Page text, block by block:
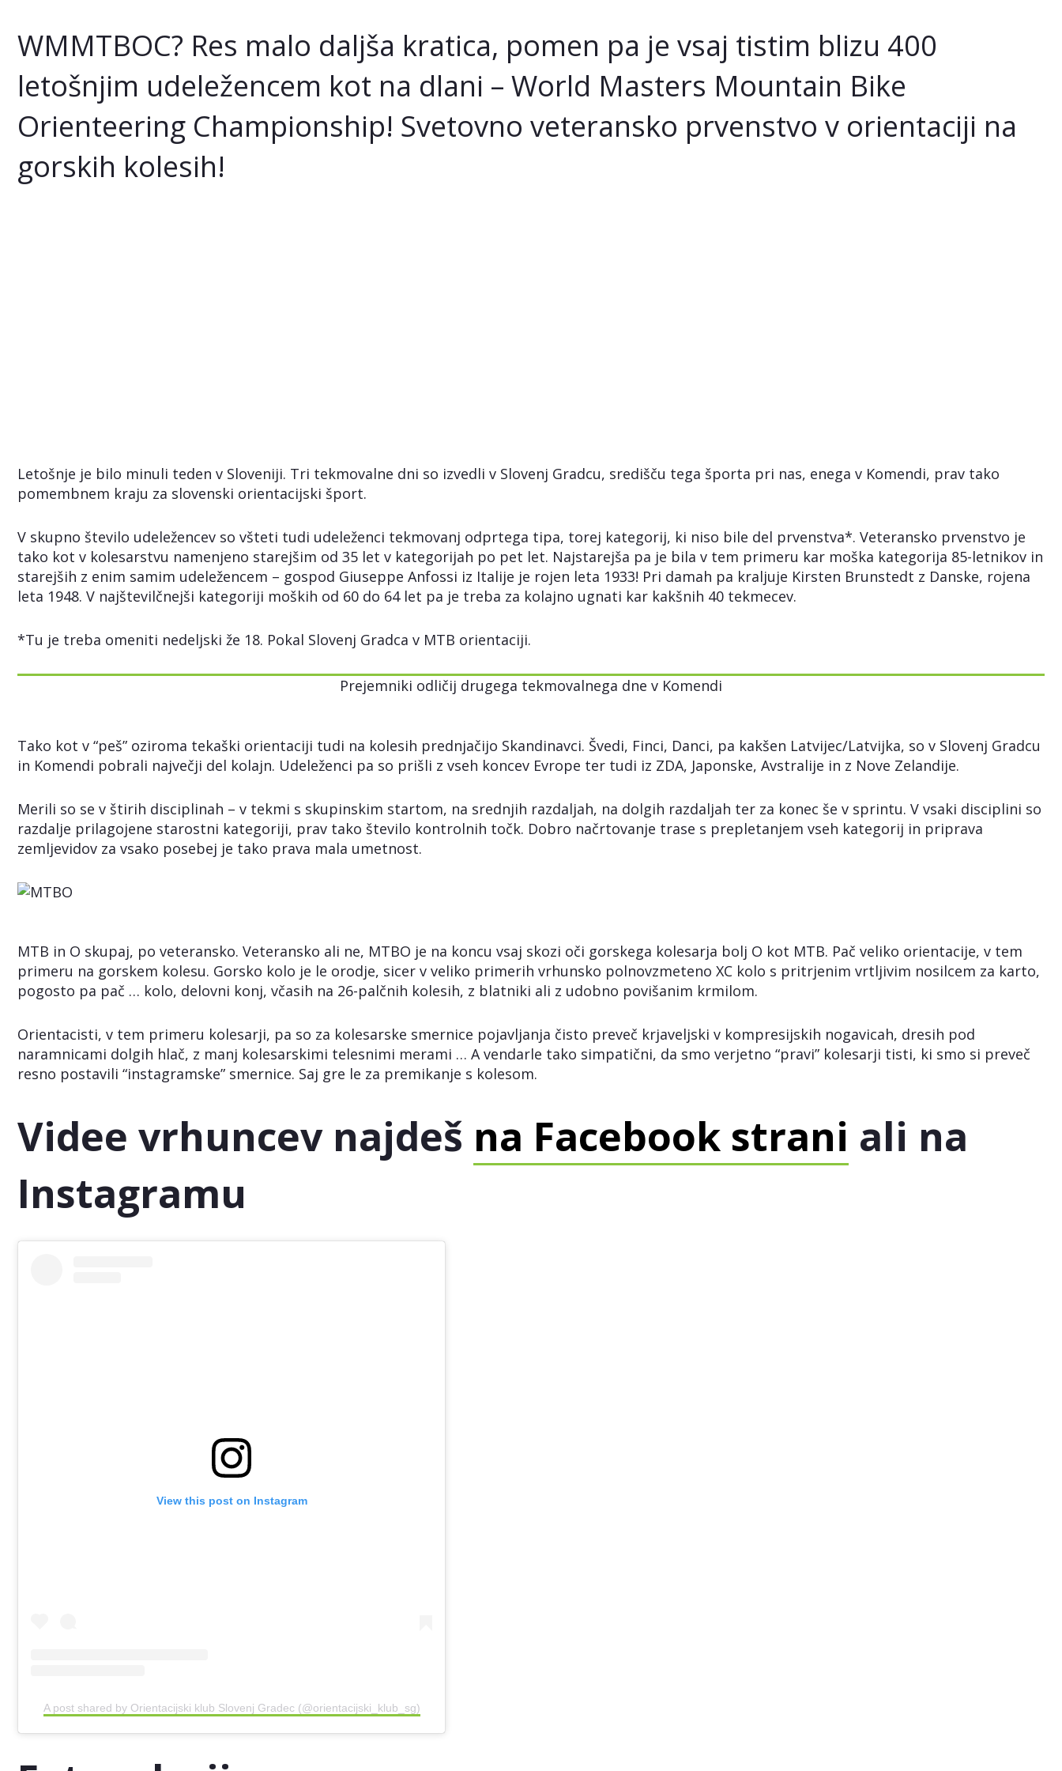
WMMTBOC? Res malo daljša kratica, pomen pa je vsaj tistim blizu 400
letošnjim udeležencem kot na dlani – World Masters Mountain Bike
Orienteering Championship! Svetovno veteransko prvenstvo v orientaciji na
gorskih kolesih!
Letošnje je bilo minuli teden v Sloveniji. Tri tekmovalne dni so izvedli v Slovenj Gradcu, središču tega športa pri nas, enega v Komendi, prav tako
pomembnem kraju za slovenski orientacijski šport.
V skupno število udeležencev so všteti tudi udeleženci tekmovanj odprtega tipa, torej kategorij, ki niso bile del prvenstva*. Veteransko prvenstvo je
tako kot v kolesarstvu namenjeno starejšim od 35 let v kategorijah po pet let. Najstarejša pa je bila v tem primeru kar moška kategorija 85-letnikov in
starejših z enim samim udeležencem – gospod Giuseppe Anfossi iz Italije je rojen leta 1933! Pri damah pa kraljuje Kirsten Brunstedt z Danske, rojena
leta 1948. V najštevilčnejši kategoriji moških od 60 do 64 let pa je treba za kolajno ugnati kar kakšnih 40 tekmecev.
*Tu je treba omeniti nedeljski že 18. Pokal Slovenj Gradca v MTB orientaciji.
Prejemniki odličij drugega tekmovalnega dne v Komendi
Tako kot v “peš” oziroma tekaški orientaciji tudi na kolesih prednjačijo Skandinavci. Švedi, Finci, Danci, pa kakšen Latvijec/Latvijka, so v Slovenj Gradcu
in Komendi pobrali največji del kolajn. Udeleženci pa so prišli z vseh koncev Evrope ter tudi iz ZDA, Japonske, Avstralije in z Nove Zelandije.
Merili so se v štirih disciplinah – v tekmi s skupinskim startom, na srednjih razdaljah, na dolgih razdaljah ter za konec še v sprintu. V vsaki disciplini so
razdalje prilagojene starostni kategoriji, prav tako število kontrolnih točk. Dobro načrtovanje trase s prepletanjem vseh kategorij in priprava
zemljevidov za vsako posebej je tako prava mala umetnost.
MTB in O skupaj, po veteransko. Veteransko ali ne, MTBO je na koncu vsaj skozi oči gorskega kolesarja bolj O kot MTB. Pač veliko orientacije, v tem
primeru na gorskem kolesu. Gorsko kolo je le orodje, sicer v veliko primerih vrhunsko polnovzmeteno XC kolo s pritrjenim vrtljivim nosilcem za karto,
pogosto pa pač … kolo, delovni konj, včasih na 26-palčnih kolesih, z blatniki ali z udobno povišanim krmilom.
Orientacisti, v tem primeru kolesarji, pa so za kolesarske smernice pojavljanja čisto preveč krjaveljski v kompresijskih nogavicah, dresih pod
naramnicami dolgih hlač, z manj kolesarskimi telesnimi merami … A vendarle tako simpatični, da smo verjetno “pravi” kolesarji tisti, ki smo si preveč
resno postavili “instagramske” smernice. Saj gre le za premikanje s kolesom.
Videe vrhuncev najdeš na Facebook strani ali na
Instagramu
View this post on Instagram
A post shared by Orientacijski klub Slovenj Gradec (@orientacijski_klub_sg)